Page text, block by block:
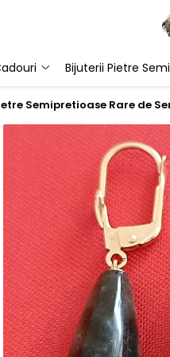
Bijuterii Pietre
Semipretioase Rare de